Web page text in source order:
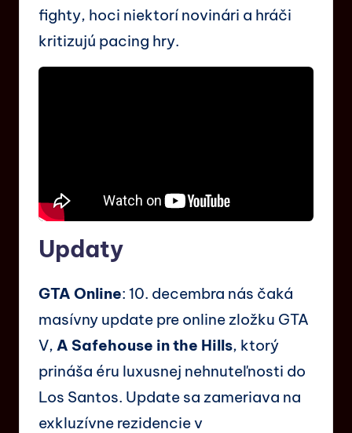
fighty, hoci niektorí novinári a hráči
kritizujú pacing hry.
Updaty
GTA Online: 10. decembra nás čaká
masívny update pre online zložku GTA
V, A Safehouse in the Hills, ktorý
prináša éru luxusnej nehnuteľnosti do
Los Santos. Update sa zameriava na
exkluzívne rezidencie v